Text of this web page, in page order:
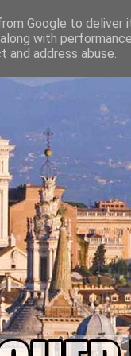
Google to deliver
with
address abuse.